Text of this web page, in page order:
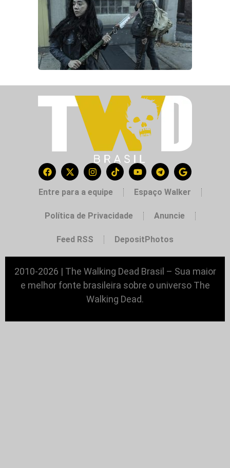
Entre para a equipe Espaço Walker
Política de Privacidade Anuncie
Feed RSS DepositPhotos
2010-2026 | The Walking Dead Brasil – Sua maior
e melhor fonte brasileira sobre o universo The
Walking Dead.